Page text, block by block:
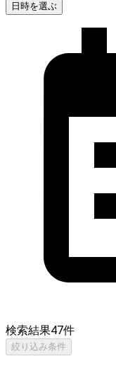
日時を選ぶ
検索結果47件
絞り込み条件